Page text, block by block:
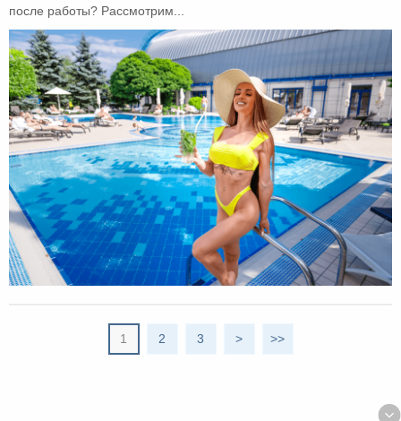
после работы? Рассмотрим...
1 2 3 > >>